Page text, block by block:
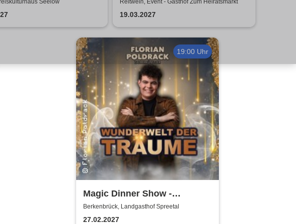
Seelow Reitwein, Event - Gasthof Zum Heiratsmarkt
19.03.2027
19:00 Uhr
Magic Dinner Show -
WUNDERWELT DER TRÄUME
| Florian Poldrack
Berkenbrück, Landgasthof Spreetal
27.02.2027